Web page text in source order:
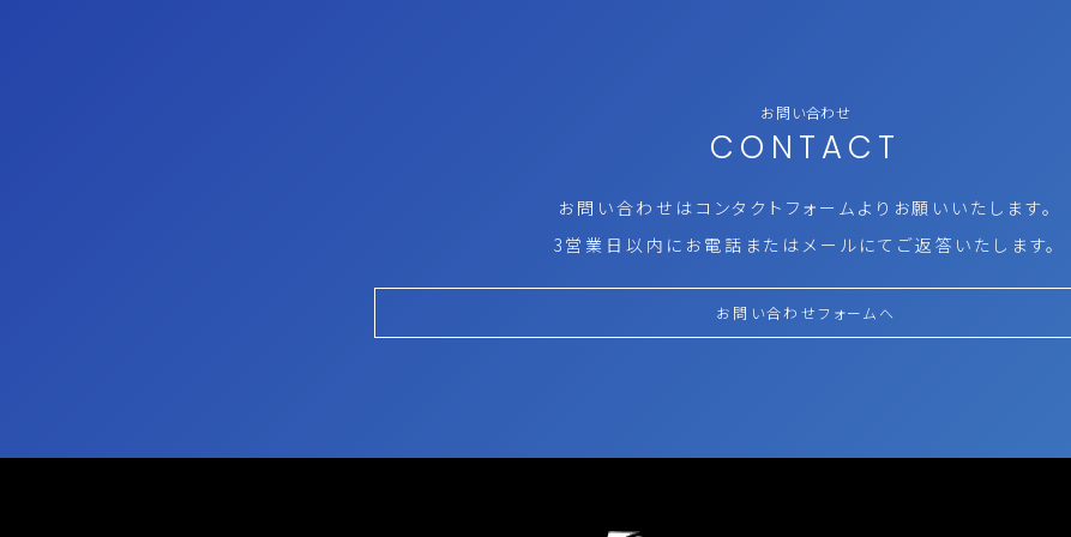
お問い合わせ
CONTACT
お問い合わせはコンタクトフォームより お願いいたします。
3営業日以内にお電話またはメールにて ご返答いたします。
お問い合わせフォームへ